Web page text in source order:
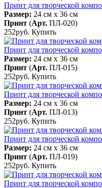
Принт для творческой
Размер: 24 см x 36 см
Принт (Арт. ПЛ-020)
252руб. Купить
Принт для творческой
Размер: 24 см x 36 см
Принт (Арт. ПЛ-015)
252руб. Купить
Принт для творческой
Размер: 24 см x 36 см
Принт (Арт. ПЛ-013)
252руб. Купить
Принт для творческой
Размер: 24 см x 36 см
Принт (Арт. ПЛ-019)
252руб. Купить
Принт для творческой